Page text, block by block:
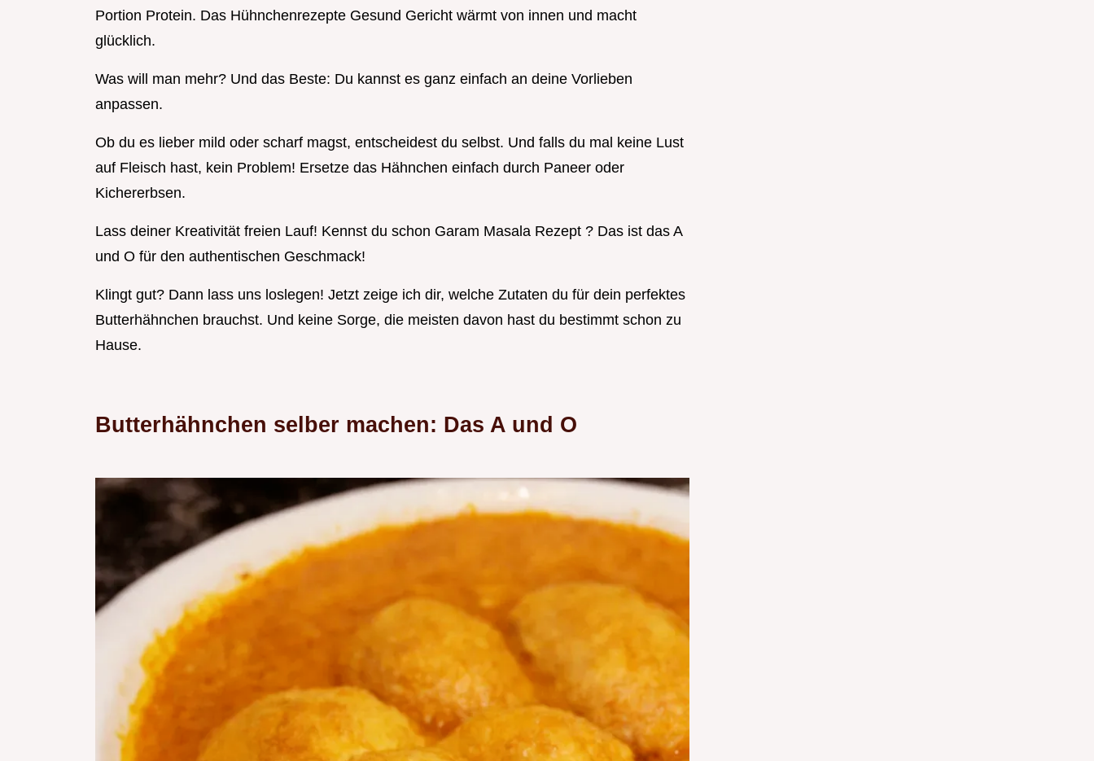
Portion Protein. Das Hühnchenrezepte Gesund Gericht wärmt von innen und macht
glücklich.
Was will man mehr? Und das Beste: Du kannst es ganz einfach an deine Vorlieben
anpassen.
Ob du es lieber mild oder scharf magst, entscheidest du selbst. Und falls du mal keine Lust
auf Fleisch hast, kein Problem! Ersetze das Hähnchen einfach durch Paneer oder
Kichererbsen.
Lass deiner Kreativität freien Lauf! Kennst du schon Garam Masala Rezept ? Das ist das A
und O für den authentischen Geschmack!
Klingt gut? Dann lass uns loslegen! Jetzt zeige ich dir, welche Zutaten du für dein perfektes
Butterhähnchen brauchst. Und keine Sorge, die meisten davon hast du bestimmt schon zu
Hause.
Butterhähnchen selber machen: Das A und O